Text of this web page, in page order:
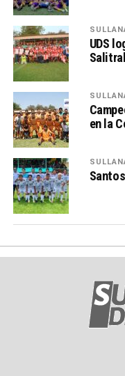
UDS
en la